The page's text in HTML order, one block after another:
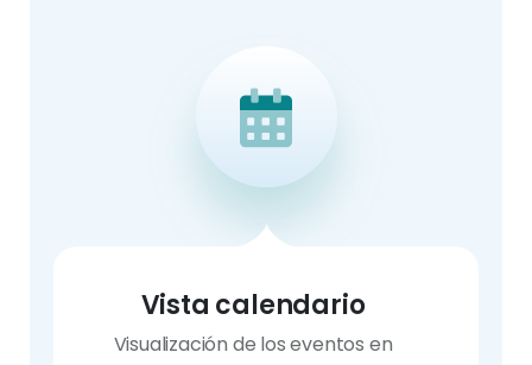
Vista calendario
Visualización de los eventos en